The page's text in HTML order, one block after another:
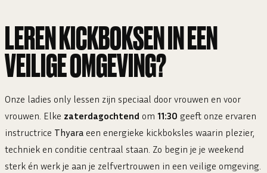
LEREN KICKBOKSEN IN EEN
VEILIGE OMGEVING?
Onze ladies only lessen zijn speciaal door vrouwen en voor
vrouwen. Elke zaterdagochtend om 11:30 geeft onze ervaren
instructrice Thyara een energieke kickboksles waarin plezier,
techniek en conditie centraal staan. Zo begin je je weekend
sterk én werk je aan je zelfvertrouwen in een veilige omgeving.